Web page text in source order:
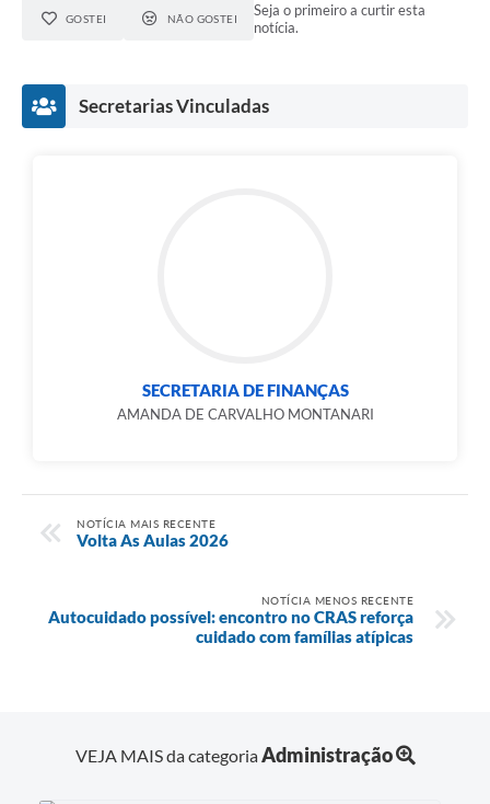
GOSTEI NÃO GOSTEI
Seja o primeiro a curtir esta
notícia.
Secretarias Vinculadas
SECRETARIA DE FINANÇAS
AMANDA DE CARVALHO MONTANARI
NOTÍCIA MAIS RECENTE
Volta As Aulas 2026
NOTÍCIA MENOS RECENTE
Autocuidado possível: encontro no CRAS reforça
cuidado com famílias atípicas
VEJA MAIS da categoriaAdministração